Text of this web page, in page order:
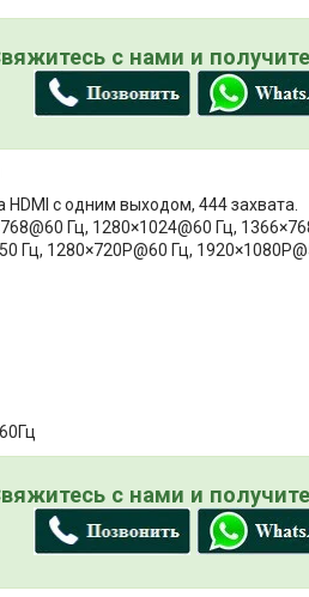
с нами и
с одним выходом, 444 захвата.
Гц, 1280×1024@60 Гц,
Гц, 1280×720P@60 Гц,
с нами и